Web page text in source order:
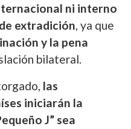
ni interno
extradición, ya que
y la pena
bilateral.
las
iniciarán la
J” sea